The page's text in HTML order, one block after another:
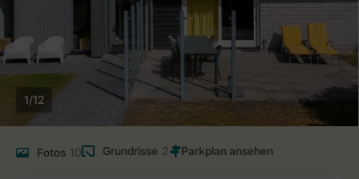
1/12
Fotos 10 Grundrisse 2